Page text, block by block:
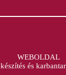
WEBOLDAL
készítés és